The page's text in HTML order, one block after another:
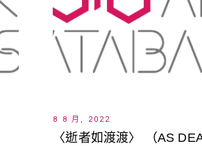
8 8 月, 2022
〈逝者如渡渡〉 （AS